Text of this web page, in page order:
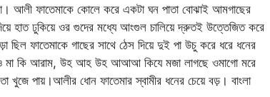
আলী ফাতেমাকে কোলে করে একটা ঘন পাতা বোঝাই আমগাছের
হাত ঢুকিয়ে ওর গুদের মধ্যে আংগুল চালিয়ে দ্রুতই উত্তেজিত করে
ফাতেমাকে গাছের সাথে ঠেস দিয়ে দুই পা উচু করে ধরে ধনের
মা কি আরাম, উহ আহ উহ আআআ কিযে মজা লাগছে ওমাগো মরে
খুজে পায়।আলীর ধোন ফাতেমার স্বামীর ধনের চেয়ে বড়। বাংলা